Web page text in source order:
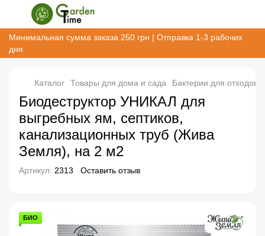
Минимальная сумма заказа 250 грн | Отправка 1-3 рабочих
дня
Каталог Товары для дома и сада Бактерии для отходов
Биодеструктор УНИКАЛ для
выгребных ям, септиков,
канализационных труб (Жива
Земля), на 2 м2
Артикул: 2313 Оставить отзыв
БИО